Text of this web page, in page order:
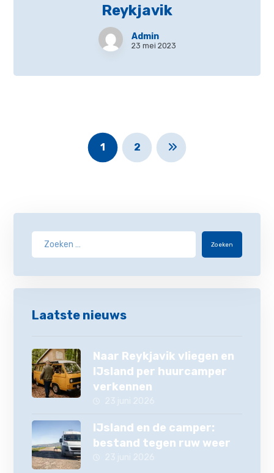
Reykjavik
Admin
23 mei 2023
1 2
Zoeken
Laatste nieuws
Naar Reykjavik vliegen en
IJsland per huurcamper
verkennen
IJsland en de camper:
bestand tegen ruw weer